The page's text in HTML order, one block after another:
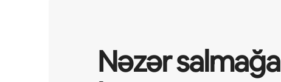
Nəzər salmağa